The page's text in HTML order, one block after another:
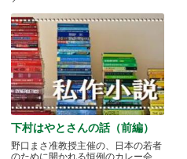
下村はやとさんの話（前編）
野口まさ准教授主催の、日本の若者
のために開かれる恒例のカレー会